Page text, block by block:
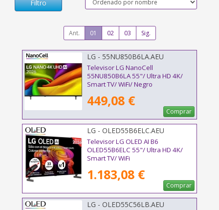
Filtro
Ant. 01 02 03 Sig.
LG - 55NU850B6LA.AEU
Televisor LG NanoCell
55NU850B6LA 55"/ Ultra HD 4K/
Smart TV/ WiFi/ Negro
449,08 €
Comprar
LG - OLED55B6ELC.AEU
Televisor LG OLED AI B6
OLED55B6ELC 55"/ Ultra HD 4K/
Smart TV/ WiFi
1.183,08 €
Comprar
LG - OLED55C56LB.AEU